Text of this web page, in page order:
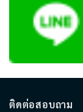
ติดต่อสอบถาม